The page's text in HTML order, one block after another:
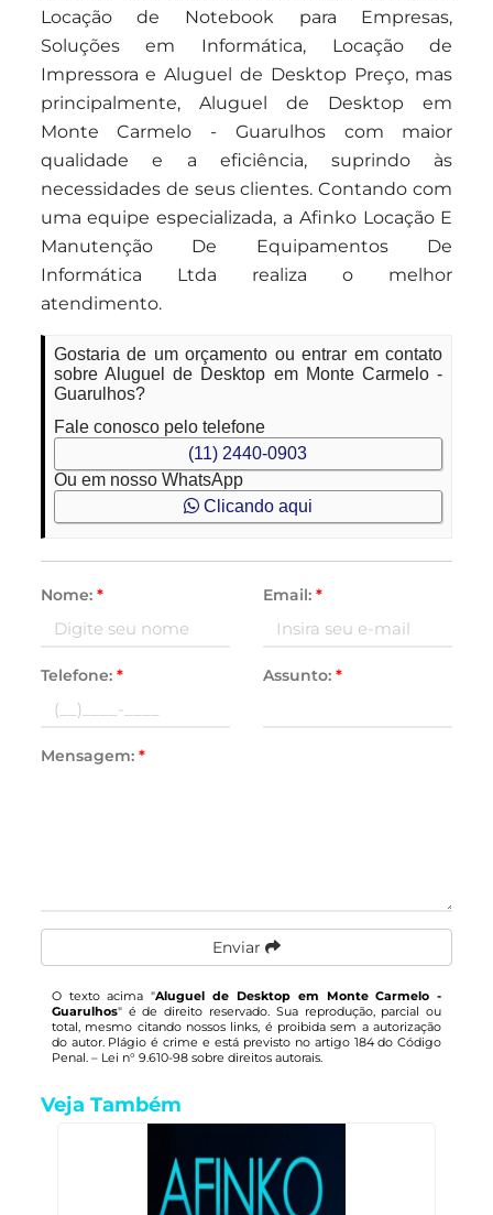
Locação de Notebook para Empresas,
Soluções em Informática, Locação de
Impressora e Aluguel de Desktop Preço, mas
principalmente, Aluguel de Desktop em
Monte Carmelo - Guarulhos com maior
qualidade e a eficiência, suprindo às
necessidades de seus clientes. Contando com
uma equipe especializada, a Afinko Locação E
Manutenção De Equipamentos De
Informática Ltda realiza o melhor
atendimento.
Gostaria de um orçamento ou entrar em contato
sobre Aluguel de Desktop em Monte Carmelo -
Guarulhos?
Fale conosco pelo telefone
(11) 2440-0903
Ou em nosso WhatsApp
Clicando aqui
Nome: * Email: *
Telefone: * Assunto: *
Mensagem: *
Enviar
O texto acima "Aluguel de Desktop em Monte Carmelo -
Guarulhos" é de direito reservado. Sua reprodução, parcial ou
total, mesmo citando nossos links, é proibida sem a autorização
do autor. Plágio é crime e está previsto no artigo 184 do Código
Penal. – Lei n° 9.610-98 sobre direitos autorais.
Veja Também